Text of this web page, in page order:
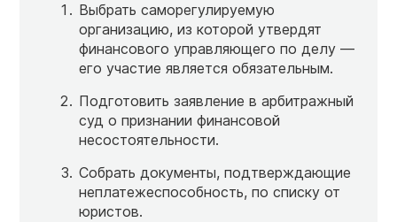
Выбрать саморегулируемую
организацию, из которой утвердят
финансового управляющего по делу —
его участие является обязательным.
Подготовить заявление в арбитражный
суд о признании финансовой
несостоятельности.
Собрать документы, подтверждающие
неплатежеспособность, по списку от
юристов.